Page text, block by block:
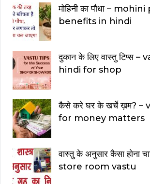
मोहिनी का पौधा –
benefits in hindi
दुकान के लिए वास्तु टिप्स
hindi for shop
कैसे करे घर के खर्चे ख़म? –
for money matters
वास्तु के अनुसार कैसा होना
store room vastu